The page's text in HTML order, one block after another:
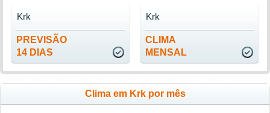
PREVISÃO
14 DIAS
Krk
CLIMA
MENSAL
Krk
Clima em Krk por mês